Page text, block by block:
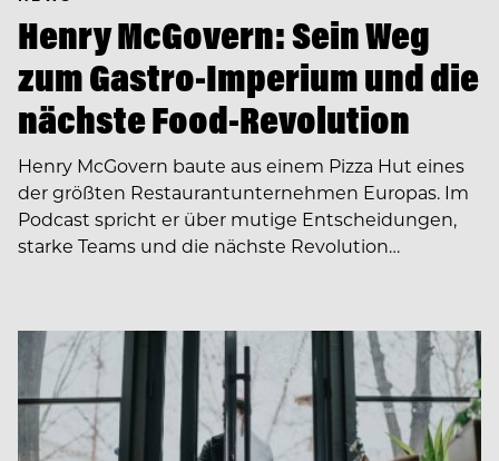
Henry McGovern: Sein Weg
zum Gastro-Imperium und die
nächste Food-Revolution
Henry McGovern baute aus einem Pizza Hut eines
der größten Restaurantunternehmen Europas. Im
Podcast spricht er über mutige Entscheidungen,
starke Teams und die nächste Revolution…